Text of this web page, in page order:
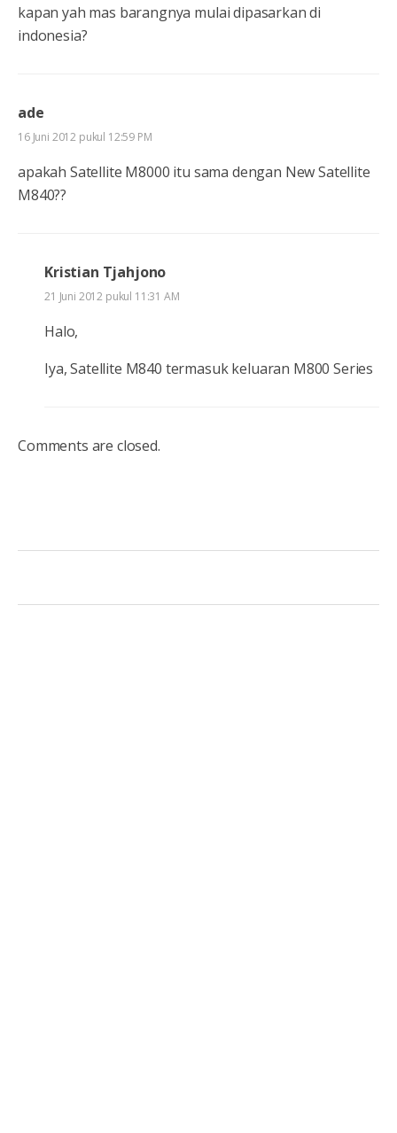
kapan yah mas barangnya mulai dipasarkan di
indonesia?
ade
16 Juni 2012 pukul 12:59 PM
apakah Satellite M8000 itu sama dengan New Satellite
M840??
Kristian Tjahjono
21 Juni 2012 pukul 11:31 AM
Halo,
Iya, Satellite M840 termasuk keluaran M800 Series
Comments are closed.